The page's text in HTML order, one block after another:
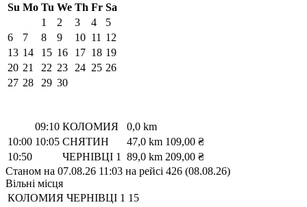
Su Mo Tu We Th Fr Sa
1
2 3 4
5
6
7 8 9 10 11 12
13 14 15 16 17 18 19
20 21 22 23 24 25 26
27 28 29 30
09:10 КОЛОМИЯ
0,0 km
10:00 10:05 СНЯТИН 47,0 km 109,00 ₴
10:50
ЧЕРНІВЦІ 1 89,0 km 209,00 ₴
Станом на 07.08.26 11:03 на рейсі 426 (08.08.26)
Вільні місця
КОЛОМИЯ ЧЕРНІВЦІ 1 15